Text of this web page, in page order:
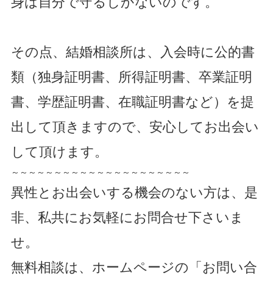
その点、結婚相談所は、入会時に公的書
類（独身証明書、所得証明書、卒業証明
書、学歴証明書、在職証明書など）を提
出して頂きますので、安心してお出会い
して頂けます。
～～～～～～～～～～～～～～～～～～～～～
異性とお出会いする機会のない方は、是
非、私共にお気軽にお問合せ下さいま
せ。
無料相談は、ホームページの「お問い合